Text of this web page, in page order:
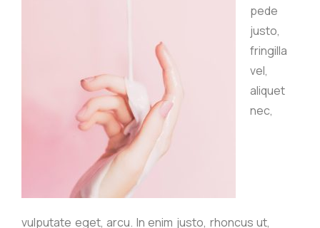
pede
justo,
fringilla
vel,
aliquet
nec,
vulputate eget, arcu. In enim justo, rhoncus ut,